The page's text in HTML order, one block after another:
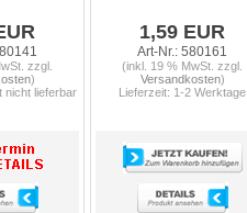
zzgl.
)
nicht lieferbar
1,59 EUR
Art-Nr.: 580161
(inkl. 19 % MwSt. zzgl.
Versandkosten)
Lieferzeit: 1-2 Werktage